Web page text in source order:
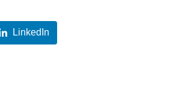
LinkedIn